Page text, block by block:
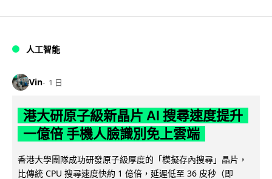
人工智能
Vin 1 日
港大研原子級新晶片 AI 搜尋速度提升
一億倍 手機人臉識別免上雲端
香港大學團隊成功研發原子級厚度的「模擬存內搜尋」晶片，
比傳統 CPU 搜尋速度快約 1 億倍，延遲低至 36 皮秒（即